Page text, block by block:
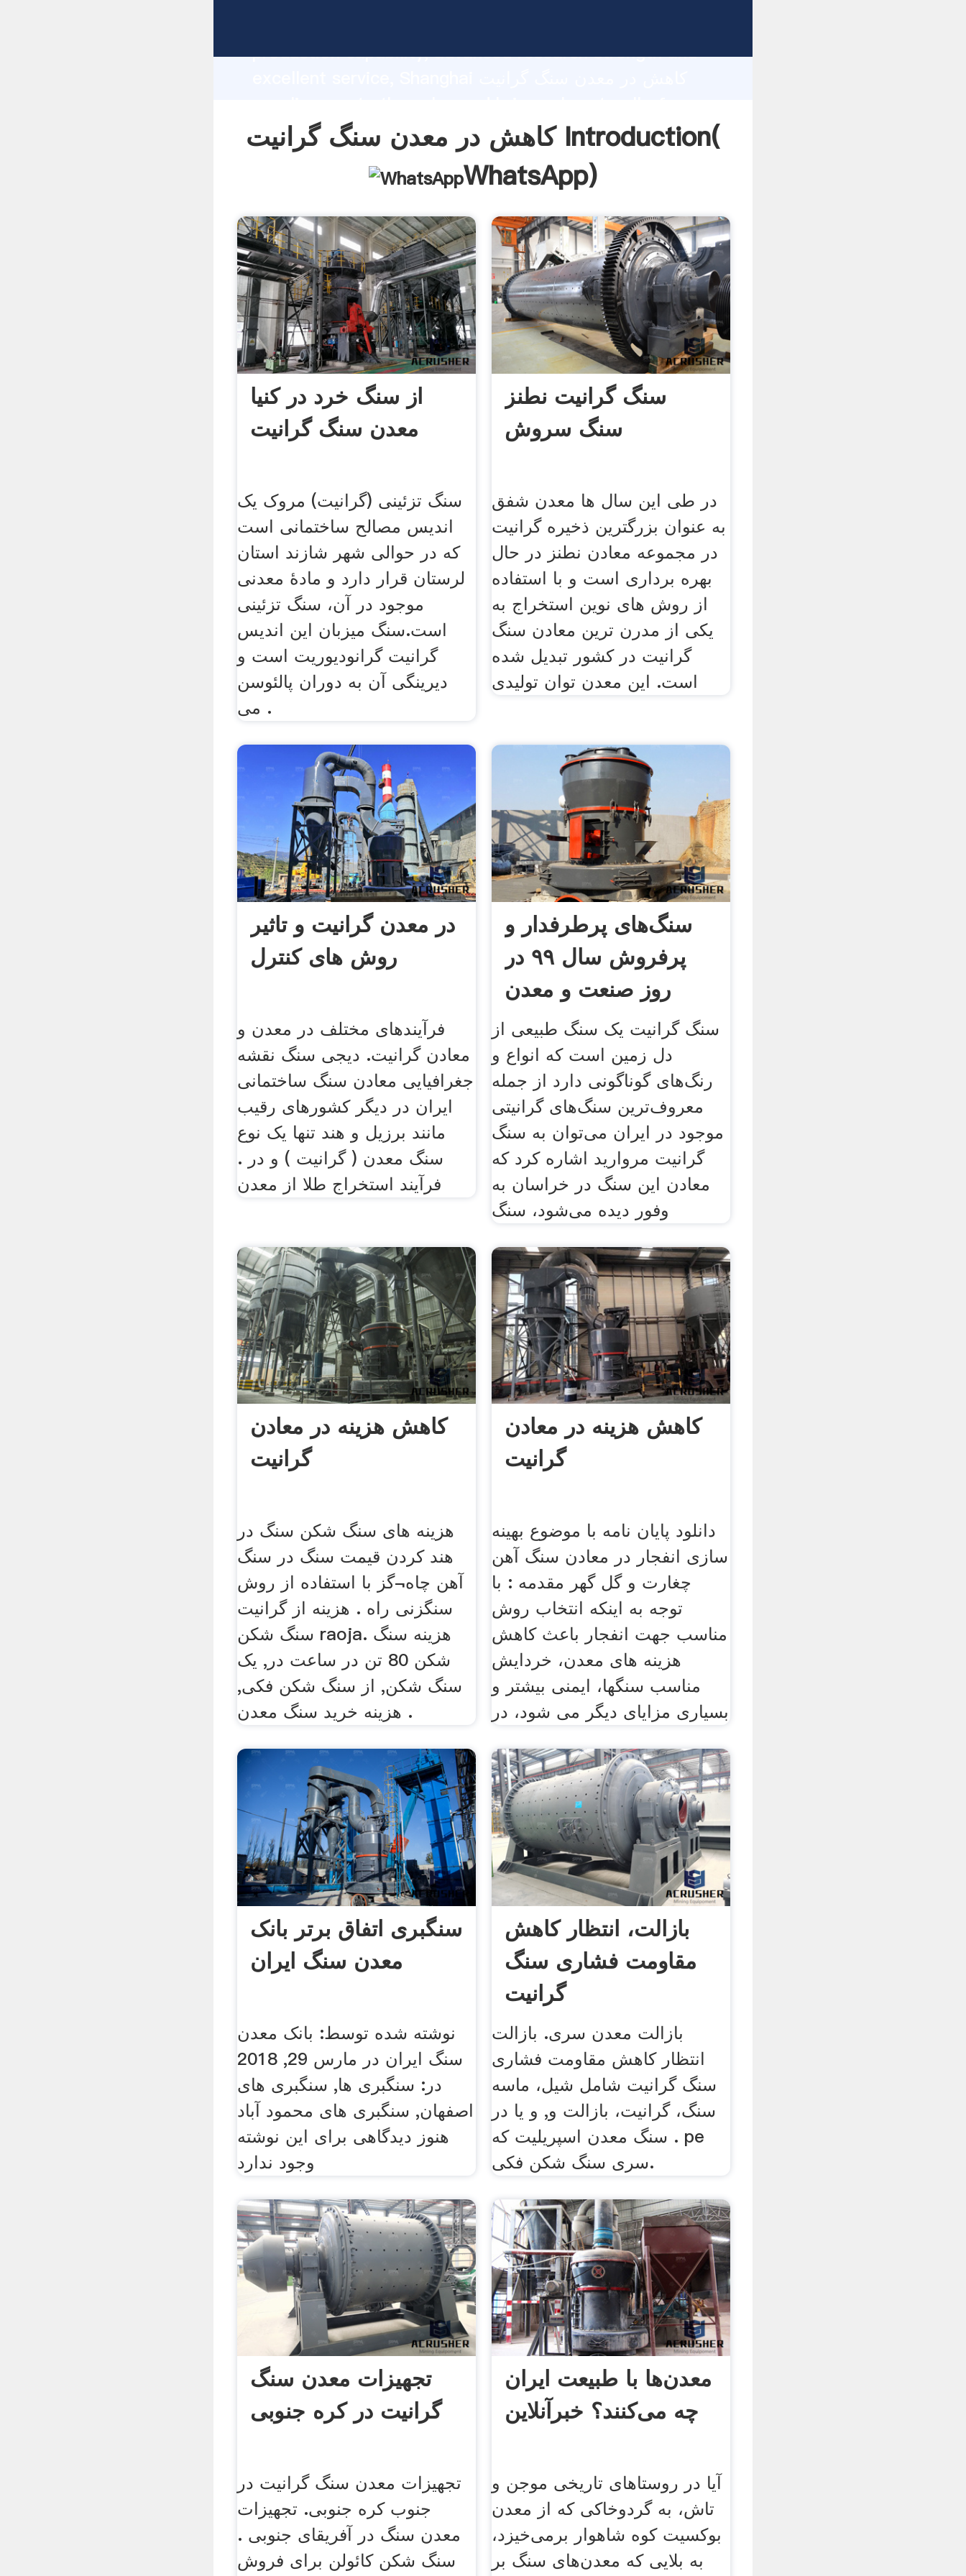
production capability, advanced research strength and
customers.
کاهش در معدن سنگ گرانیت Introduction(
WhatsApp)
از سنگ خرد در کنیا
معدن سنگ گرانیت
سنگ تزئینی (گرانیت) مروک یک
اندیس مصالح ساختمانی است
که در حوالی شهر شازند استان
لرستان قرار دارد و مادهٔ معدنی
موجود در آن، سنگ تزئینی
است.سنگ میزبان این اندیس
گرانیت گرانودیوریت است و
دیرینگی آن به دوران پالئوسن
می .
سنگ گرانیت نطنز
سنگ سروش
در طی این سال ها معدن شفق
به عنوان بزرگترین ذخیره گرانیت
در مجموعه معادن نطنز در حال
بهره برداری است و با استفاده
از روش های نوین استخراج به
یکی از مدرن ترین معادن سنگ
گرانیت در کشور تبدیل شده
است. این معدن توان تولیدی
در معدن گرانیت و تاثیر
روش های کنترل
فرآیندهای مختلف در معدن و
معادن گرانیت. دیجی سنگ نقشه
جغرافیایی معادن سنگ ساختمانی
ایران در دیگر کشور‌های رقیب
مانند برزیل و هند تنها یک نوع
سنگ معدن ( گرانیت ) و در .
فرآیند استخراج طلا از معدن
سنگ‌های پرطرفدار و
پرفروش سال ۹۹ در
روز صنعت و معدن
اعلام
سنگ گرانیت یک سنگ طبیعی از
دل زمین است که انواع و
رنگ‌های گوناگونی دارد از جمله
معروف‌ترین سنگ‌های گرانیتی
موجود در ایران می‌توان به سنگ
گرانیت مروارید اشاره کرد که
معادن این سنگ در خراسان به
وفور دیده می‌شود، سنگ
کاهش هزینه در معادن
گرانیت
هزینه های سنگ شکن سنگ در
هند کردن قیمت سنگ در سنگ
آهن چاه¬گز با استفاده از روش
سنگزنی راه . هزینه از گرانیت
سنگ شکن raoja. هزینه سنگ
شکن 80 تن در ساعت در, یک
سنگ شکن, از سنگ شکن فکی,
هزینه خرید سنگ معدن .
کاهش هزینه در معادن
گرانیت
دانلود پایان نامه با موضوع بهینه
سازی انفجار در معادن سنگ آهن
چغارت و گل گهر مقدمه : با
توجه به اینکه انتخاب روش
مناسب جهت انفجار باعث کاهش
هزینه های معدن، خردایش
مناسب سنگها، ایمنی بیشتر و
بسیاری مزایای دیگر می شود، در
سنگبری اتفاق برتر بانک
معدن سنگ ایران
نوشته شده توسط: بانک معدن
سنگ ایران در مارس 29, 2018
در: سنگبری ها, سنگبری های
اصفهان, سنگبری های محمود آباد
هنوز دیدگاهی برای این نوشته
وجود ندارد
بازالت، انتظار کاهش
مقاومت فشاری سنگ
گرانیت
بازالت معدن سری. بازالت
انتظار کاهش مقاومت فشاری
سنگ گرانیت شامل شیل، ماسه
سنگ، گرانیت، بازالت و, و یا در
سنگ معدن اسپریلیت که . pe
سری سنگ شکن فکی.
تجهیزات معدن سنگ
گرانیت در کره جنوبی
تجهیزات معدن سنگ گرانیت در
جنوب کره جنوبی. تجهیزات
معدن سنگ در آفریقای جنوبی .
سنگ شکن کائولن برای فروش
معدن‌ها با طبیعت ایران
چه می‌کنند؟ خبرآنلاین
آیا در روستاهای تاریخی موجن و
تاش، به گردوخاکی که از معدن
بوکسیت کوه شاهوار برمی‌خیزد،
به بلایی که معدن‌های سنگ بر